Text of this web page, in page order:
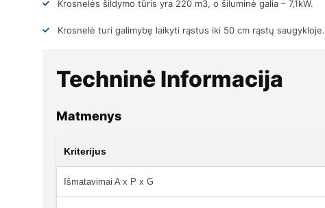
Krosnelės šildymo tūris yra 220 m3, o šiluminė galia – 7,1kW.
Krosnelė turi galimybę laikyti rąstus iki 50 cm rąstų saugykloje.
Techninė Informacija
Matmenys
Kriterijus
Išmatavimai A x P x G